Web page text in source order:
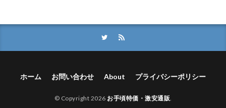
ホーム お問い合わせ About プライバシーポリシー
© Copyright 2026 お手頃特価・激安通販.